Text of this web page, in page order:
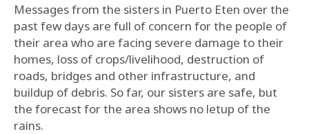
Messages from the sisters in Puerto Eten over the
past few days are full of concern for the people of
their area who are facing severe damage to their
homes, loss of crops/livelihood, destruction of
roads, bridges and other infrastructure, and
buildup of debris. So far, our sisters are safe, but
the forecast for the area shows no letup of the
rains.